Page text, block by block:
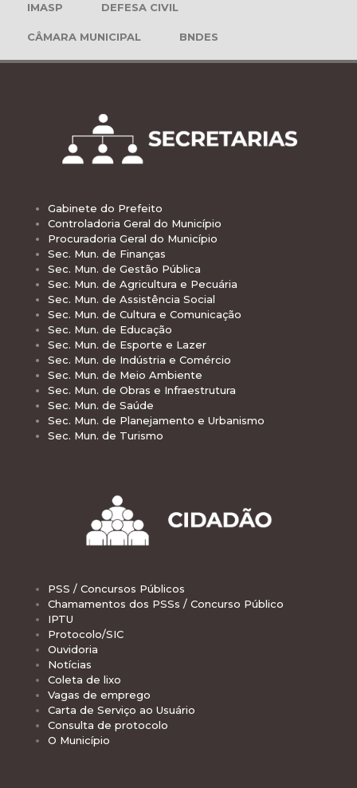
IMASP DEFESA CIVIL
CÂMARA MUNICIPAL BNDES
Gabinete do Prefeito
Controladoria Geral do Município
Procuradoria Geral do Município
Sec. Mun. de Finanças
Sec. Mun. de Gestão Pública
Sec. Mun. de Agricultura e Pecuária
Sec. Mun. de Assistência Social
Sec. Mun. de Cultura e Comunicação
Sec. Mun. de Educação
Sec. Mun. de Esporte e Lazer
Sec. Mun. de Indústria e Comércio
Sec. Mun. de Meio Ambiente
Sec. Mun. de Obras e Infraestrutura
Sec. Mun. de Saúde
Sec. Mun. de Planejamento e Urbanismo
Sec. Mun. de Turismo
PSS / Concursos Públicos
Chamamentos dos PSSs / Concurso Público
IPTU
Protocolo/SIC
Ouvidoria
Notícias
Coleta de lixo
Vagas de emprego
Carta de Serviço ao Usuário
Consulta de protocolo
O Município